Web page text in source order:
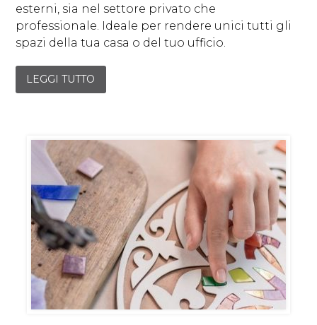
esterni, sia nel settore privato che
professionale. Ideale per rendere unici tutti gli
spazi della tua casa o del tuo ufficio.
LEGGI TUTTO